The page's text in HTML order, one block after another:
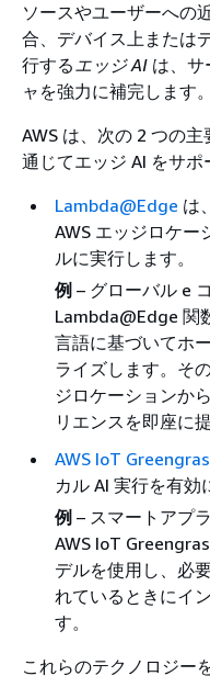
ソースやユーザーへの
合、デバイス上または
行するエッジ AI は、サ
ャを強力に補完します。
AWS は、次の 2 つの
通じてエッジ AI をサポ
Lambda@Edge は
AWS エッジロケー
ルに実行します。
例 – グローバル e
Lambda@Edge 関
言語に基づいてホ
ライズします。そ
ジロケーションか
リエンスを即座に
AWS IoT
カル AI 実行を有効
例 – スマートアプ
AWS IoT
デルを使用し、必
れているときにイ
す。
これらのテクノロジー